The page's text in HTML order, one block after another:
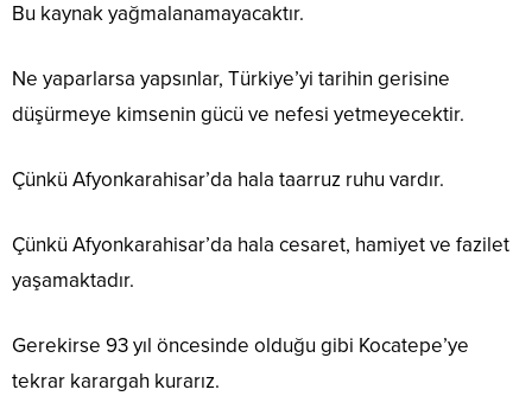
Bu kaynak yağmalanamayacaktır.
Ne yaparlarsa yapsınlar, Türkiye’yi tarihin gerisine
düşürmeye kimsenin gücü ve nefesi yetmeyecektir.
Çünkü Afyonkarahisar’da hala taarruz ruhu vardır.
Çünkü Afyonkarahisar’da hala cesaret, hamiyet ve fazilet
yaşamaktadır.
Gerekirse 93 yıl öncesinde olduğu gibi Kocatepe’ye
tekrar karargah kurarız.